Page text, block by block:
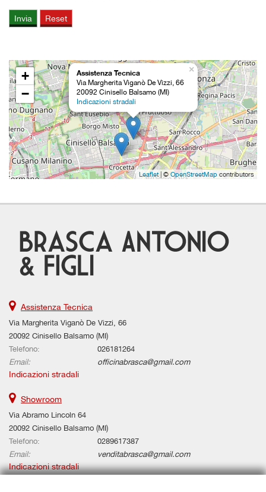
Assistenza Tecnica
Via Margherita Viganò De Vizzi, 66
20092 Cinisello Balsamo (MI)
Indicazioni stradali
×
+
−
Leaflet| ©OpenStreetMap contributors
Assistenza Tecnica
Via Margherita Viganò De Vizzi, 66
20092 Cinisello Balsamo (MI)
Telefono:
026181264
Email:
officinabrasca@gmail.com
Indicazioni stradali
Showroom
Via Abramo Lincoln 64
20092 Cinisello Balsamo (MI)
Telefono:
0289617387
Email:
venditabrasca@gmail.com
Indicazioni stradali
si
rimanda
policy.
Puoi
rivedere
e
modificare
le
tue
scelte
in
qualsiasi
Cookie necessari
Cookie delle preferenze
Cookie per il miglioramento dell'esperienza utente
Cookie analitici
Cookie di marketing
Leggi
cookie
policy